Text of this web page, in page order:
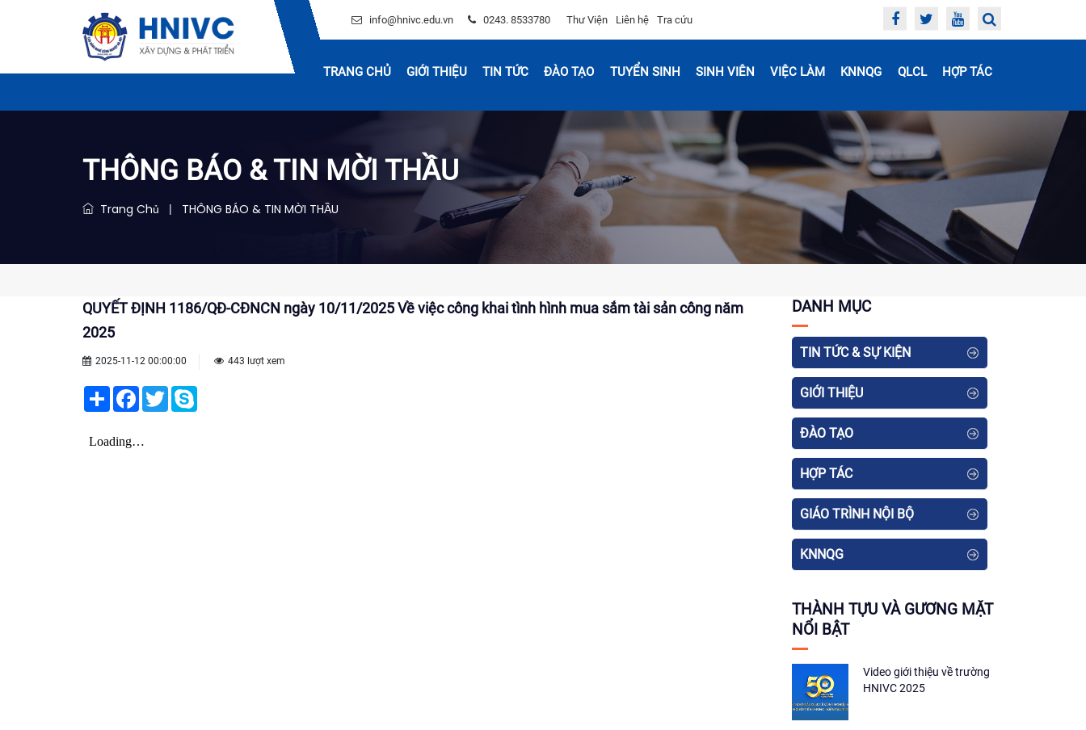
info@hnivc.edu.vn 0243. 8533780 Thư Viện Liên hệ Tra cứu
TRANG CHỦ GIỚI THIỆU TIN TỨC ĐÀO TẠO TUYỂN SINH SINH VIÊN VIỆC LÀM KNNQG QLCL HỢP TÁC
THÔNG BÁO & TIN MỜI THẦU
Trang Chủ | THÔNG BÁO & TIN MỜI THẦU
QUYẾT ĐỊNH 1186/QĐ-CĐNCN ngày 10/11/2025 Về việc công khai tình hình mua sắm tài sản công năm
2025
2025-11-12 00:00:00 443 lượt xem
Share Facebook
Twitter
DANH MỤC
TIN TỨC & SỰ KIỆN
GIỚI THIỆU
ĐÀO TẠO
HỢP TÁC
GIÁO TRÌNH NỘI BỘ
KNNQG
THÀNH TỰU VÀ GƯƠNG MẶT
NỔI BẬT
Video giới thiệu về trường
HNIVC 2025